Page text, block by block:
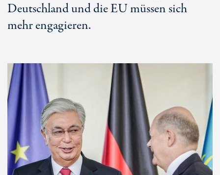
Deutschland und die EU müssen sich
mehr engagieren.